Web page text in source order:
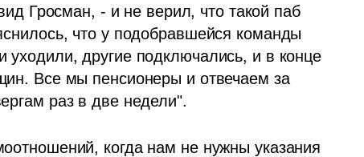
Гросман, - и не верил, что такой паб
что у подобравшейся команды
уходили, другие подключались, и в конце
Все мы пенсионеры и отвечаем за
раз в две недели".
когда нам не нужны указания